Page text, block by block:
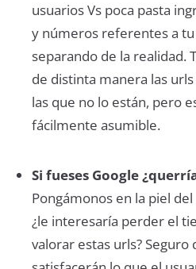
usuarios Vs poca pasta
y números referentes a
separando de la realidad.
de distinta manera las
las que no lo están, pero
fácilmente asumible.
Si fueses Google
Pongámonos en la piel
¿le interesaría perder el
valorar estas urls? Seguro